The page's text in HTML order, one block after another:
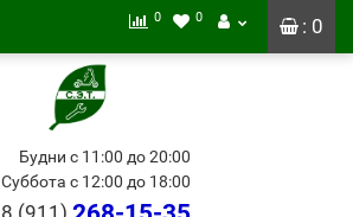
: 0
0 0
Будни с 11:00 до 20:00
Суббота с 12:00 до 18:00
8 (911)